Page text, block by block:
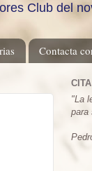
Club del
Contacta
"La
para